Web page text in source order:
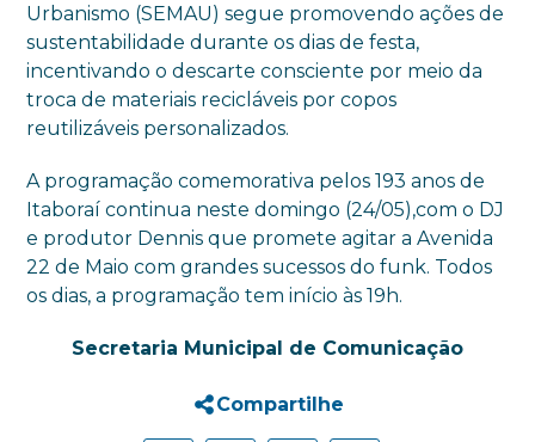
Urbanismo (SEMAU) segue promovendo ações de
sustentabilidade durante os dias de festa,
incentivando o descarte consciente por meio da
troca de materiais recicláveis por copos
reutilizáveis personalizados.
A programação comemorativa pelos 193 anos de
Itaboraí continua neste domingo (24/05),com o DJ
e produtor Dennis que promete agitar a Avenida
22 de Maio com grandes sucessos do funk. Todos
os dias, a programação tem início às 19h.
Secretaria Municipal de Comunicação
Compartilhe